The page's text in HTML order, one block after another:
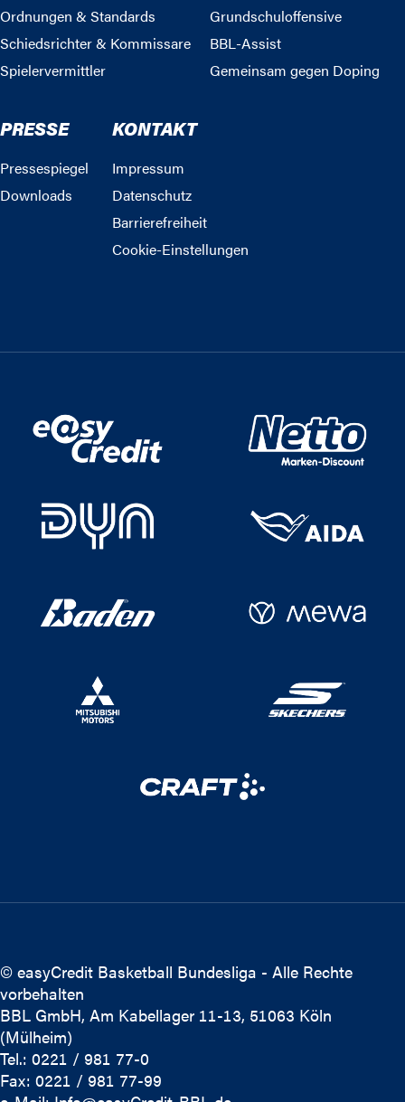
Ordnungen & Standards
Schiedsrichter & Kommissare
Spielervermittler
Grundschuloffensive
BBL-Assist
Gemeinsam gegen Doping
PRESSE
Pressespiegel
Downloads
KONTAKT
Impressum
Datenschutz
Barrierefreiheit
Cookie-Einstellungen
© easyCredit Basketball Bundesliga - Alle Rechte
vorbehalten
BBL GmbH, Am Kabellager 11-13, 51063 Köln
(Mülheim)
Tel.: 0221 / 981 77-0
Fax: 0221 / 981 77-99